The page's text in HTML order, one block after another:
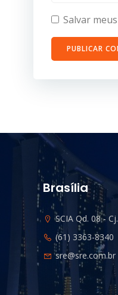
Salvar
Brasília
SCIA Qd. 08 -
(61) 3363-8340
sre@sre.com.br